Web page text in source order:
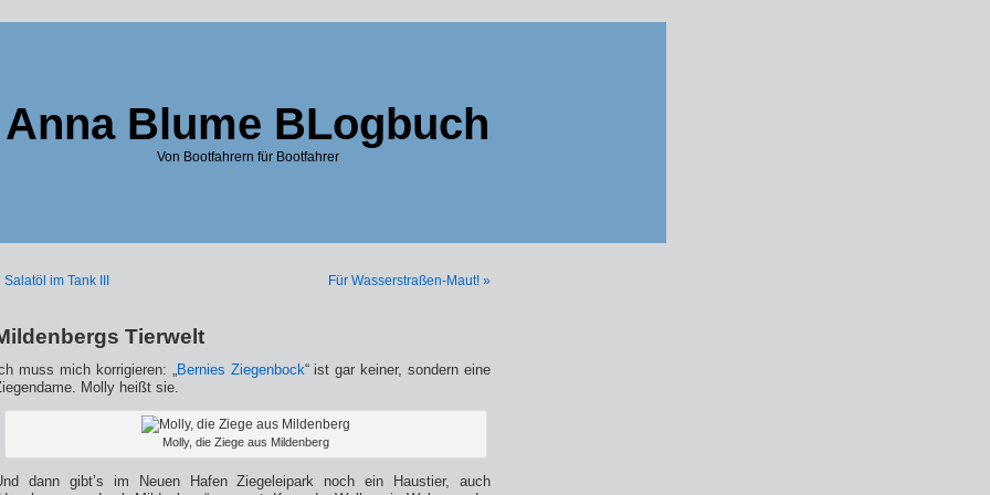
Anna Blume BLogbuch
Von Bootfahrern für Bootfahrer
Salatöl im Tank III Für Wasserstraßen-Maut! »
Tierwelt
muss mich korrigieren: „ Bernies Ziegenbock“ ist gar keiner, sondern eine
Molly heißt sie.
Molly, die Ziege aus Mildenberg
dann gibt’s im Neuen Hafen Ziegeleipark noch ein Haustier, auch